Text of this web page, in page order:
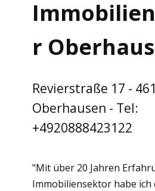
r
Revierstraße 17 -
Oberhausen - Tel:
+4920888423122
"Mit über 20 Jahren
Immobiliensektor habe ich